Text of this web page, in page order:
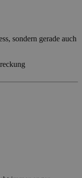
sondern gerade auch